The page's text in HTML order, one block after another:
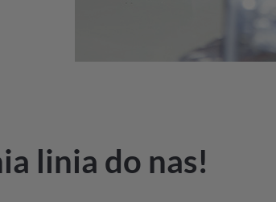
linia do nas!